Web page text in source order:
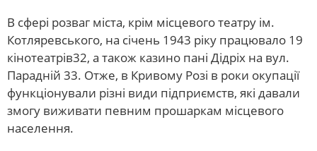
В сфері розваг міста, крім місцевого театру ім.
Котляревського, на січень 1943 ріку працювало 19
кінотеатрів32, а також казино пані Дідріх на вул.
Парадній 33. Отже, в Кривому Розі в роки окупації
функціонували різні види підприємств, які давали
змогу виживати певним прошаркам місцевого
населення.